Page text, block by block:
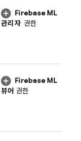
Firebase ML
관리자권한
Firebase ML
뷰어 권한